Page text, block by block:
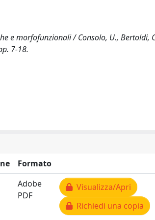
e morfofunzionali / Consolo, U., Bertoldi,
7-18.
Formato
Adobe
PDF
Visualizza/Apri
Richiedi una copia